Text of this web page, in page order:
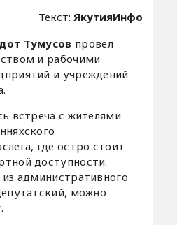
Текст: ЯкутияИнфо
Тумусов провел
и рабочими
и учреждений
встреча с жителями
где остро стоит
доступности.
административного
можно